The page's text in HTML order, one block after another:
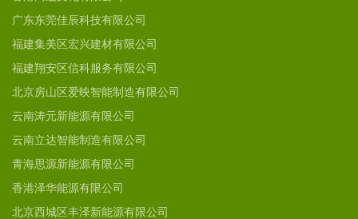
广东东莞佳辰科技有限公司
福建集美区宏兴建材有限公司
福建翔安区信科服务有限公司
北京房山区爱映智能制造有限公司
云南涛元新能源有限公司
云南立达智能制造有限公司
青海思源新能源有限公司
香港泽华能源有限公司
北京西城区丰泽新能源有限公司